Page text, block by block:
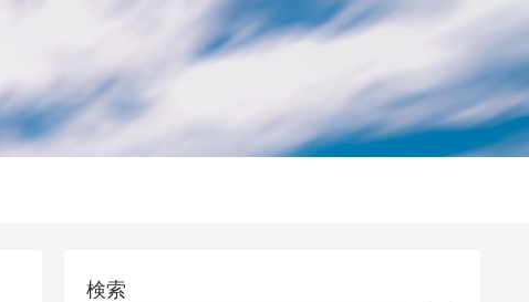
検索